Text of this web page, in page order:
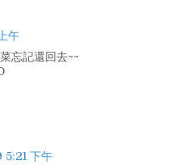
午
忘記還回去~~
下午